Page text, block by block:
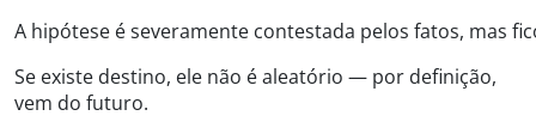
A hipótese é severamente contestada pelos fatos, mas
Se existe destino, ele não é aleatório — por definição,
vem do futuro.